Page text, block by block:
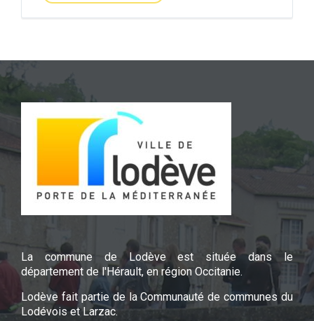
La commune de Lodève est située dans le
département de l'Hérault, en région Occitanie.
Lodève fait partie de la Communauté de communes du
Lodévois et Larzac.